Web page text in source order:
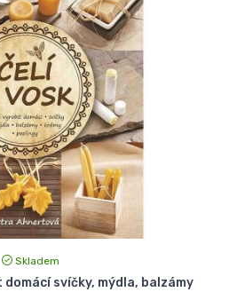
Skladem
svíčky, mýdla, balzámy